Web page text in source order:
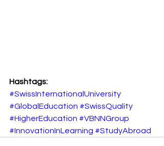
Hashtags:
#SwissInternationalUniversity
#GlobalEducation #SwissQuality
#HigherEducation #VBNNGroup
#InnovationInLearning #StudyAbroad